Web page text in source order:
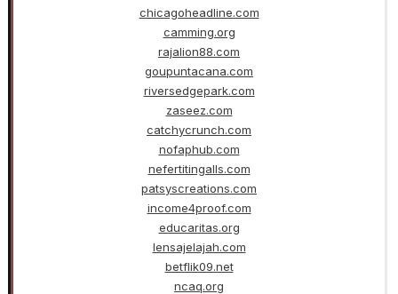
chicagoheadline.com
camming.org
rajalion88.com
goupuntacana.com
riversedgepark.com
zaseez.com
catchycrunch.com
nofaphub.com
nefertitingalls.com
patsyscreations.com
income4proof.com
educaritas.org
lensajelajah.com
betflik09.net
ncaq.org